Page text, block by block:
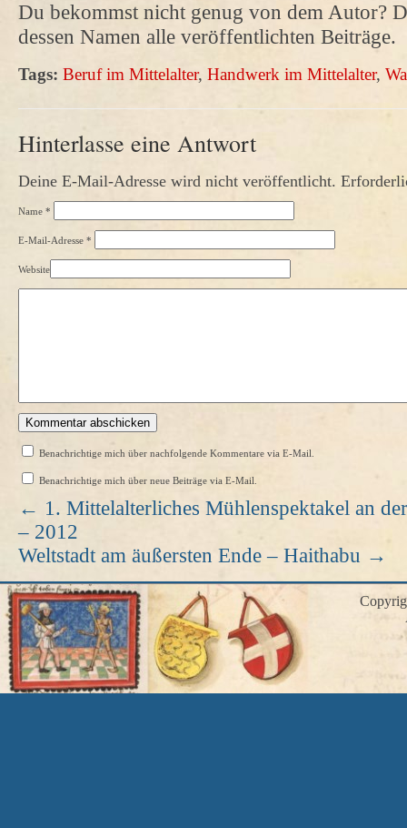
Du bekommst nicht genug von dem Autor?
dessen Namen alle veröffentlichten Beiträge.
Tags: Beruf im Mittelalter, Handwerk im Mittelalter,
Hinterlasse eine Antwort
Deine E-Mail-Adresse wird nicht veröffentlicht.
Name *
E-Mail-Adresse *
Website
Benachrichtige mich über nachfolgende Kommentare via E-Mail.
Benachrichtige mich über neue Beiträge via E-Mail.
← 1. Mittelalterliches Mühlenspektakel an
– 2012
Weltstadt am äußersten Ende – Haithabu →